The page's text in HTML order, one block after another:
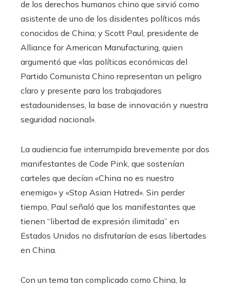
de los derechos humanos chino que sirvió como
asistente de uno de los disidentes políticos más
conocidos de China; y Scott Paul, presidente de
Alliance for American Manufacturing, quien
argumentó que «las políticas económicas del
Partido Comunista Chino representan un peligro
claro y presente para los trabajadores
estadounidenses, la base de innovación y nuestra
seguridad nacional».
La audiencia fue interrumpida brevemente por dos
manifestantes de Code Pink, que sostenían
carteles que decían «China no es nuestro
enemigo» y «Stop Asian Hatred». Sin perder
tiempo, Paul señaló que los manifestantes que
tienen “libertad de expresión ilimitada” en
Estados Unidos no disfrutarían de esas libertades
en China.
Con un tema tan complicado como China, la